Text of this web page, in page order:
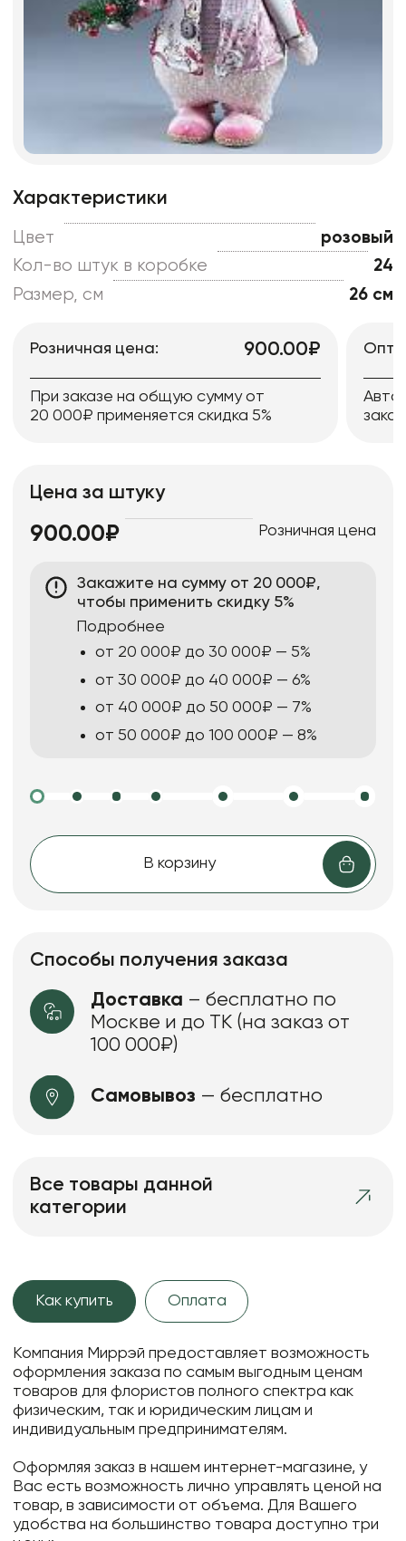
Характеристики
Цвет
розовый
Кол-во штук в коробке
24
Размер, см
26 см
Розничная цена: 900.00₽
При заказе на общую сумму от
20 000₽ применяется скидка 5%
Цена за штуку
900.00₽ Розничная цена
Закажите на сумму от 20 000₽,
чтобы применить скидку 5%
Подробнее
от 20 000₽ до 30 000₽ — 5%
от 30 000₽ до 40 000₽ — 6%
от 40 000₽ до 50 000₽ — 7%
от 50 000₽ до 100 000₽ — 8%
В корзину
Способы получения заказа
Доставка – бесплатно по
Москве и до ТК (на заказ от
100 000₽)
Самовывоз — бесплатно
Все товары данной
категории
Как купить Оплата
Компания Миррэй предоставляет возможность
оформления заказа по самым выгодным ценам
товаров для флористов полного спектра как
физическим, так и юридическим лицам и
индивидуальным предпринимателям.
Оформляя заказ в нашем интернет-магазине, у
Вас есть возможность лично управлять ценой на
товар, в зависимости от объема. Для Вашего
удобства на большинство товара доступно три